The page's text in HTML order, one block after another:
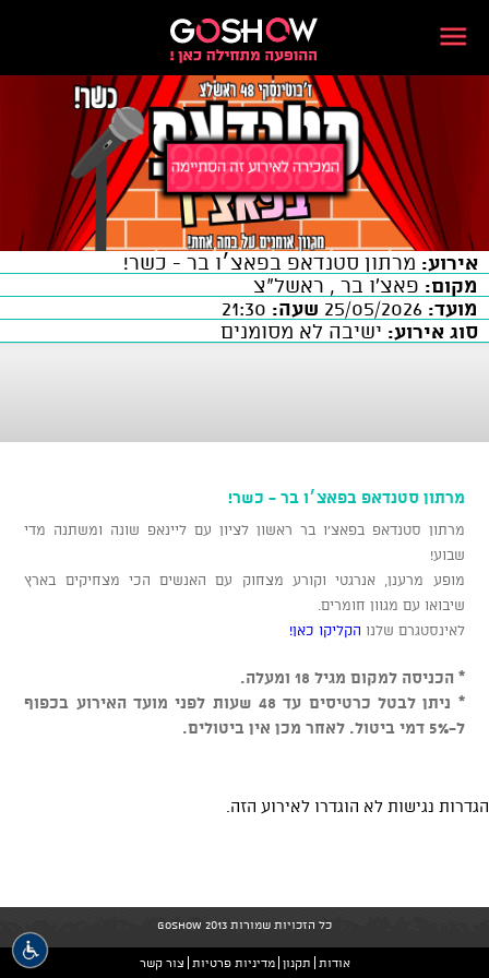
אירוע: מרתון סטנדאפ בפאצ׳ו בר - כשר!
מקום: פאצ'ו בר , ראשל"צ
מועד:
שעה:
סוג אירוע: ישיבה לא מסומנים
מרתון סטנדאפ בפאצ׳ו בר - כשר!
מרתון סטנדאפ בפאצ'ו בר ראשון לציון עם ליינאפ שונה ומשתנה מדי
שבוע!
מופע מרענן, אנרגטי וקורע מצחוק עם האנשים הכי מצחיקים בארץ
שיבואו עם מגוון חומרים.
לאינסטגרם שלנו הקליקו כאן!
* הכניסה למקום מגיל 18 ומעלה.
* ניתן לבטל כרטיסים עד 48 שעות לפני מועד האירוע בכפוף
ל-5% דמי ביטול. לאחר מכן אין ביטולים.
הגדרות נגישות לא הוגדרו לאירוע הזה.
כל הזכויות שמורות GoShow 2013
אודות תקנון מדיניות פרטיות צור קשר